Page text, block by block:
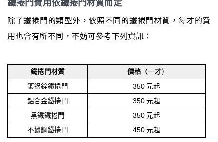
鐵捲門費用依鐵捲門材質而定
除了鐵捲門的類型外，依照不同的鐵捲門材質，每才的費
用也會有所不同，不妨可參考下列資訊：
鐵捲門材質
價格（一才）
鍍鋁鋅鐵捲門
350 元起
鋁合金鐵捲門
350 元起
黑鐵鐵捲門
350 元起
不鏽鋼鐵捲門
450 元起